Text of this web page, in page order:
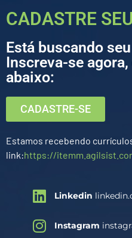
CADASTRE
Está buscando
Inscreva-se
abaixo:
CADASTRE-SE
Estamos recebendo
link:https://
Linkedin
Instagram